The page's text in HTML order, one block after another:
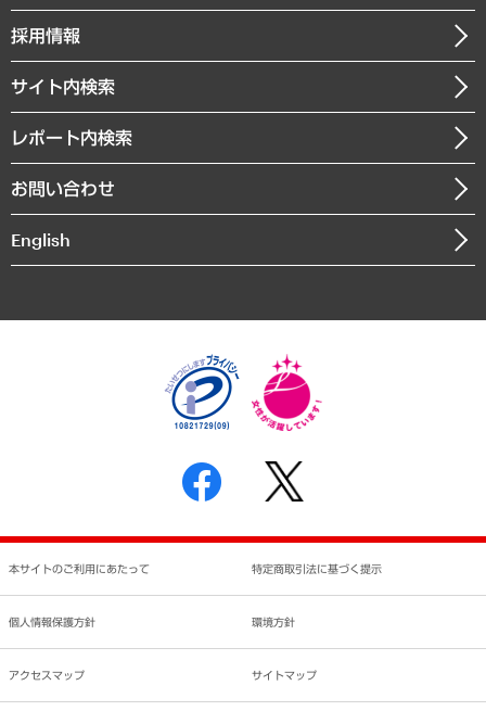
GRC（ガバナンス・リスク・コンプライアンス）・防災（政策）
経済・産業・雇用・労働
まちづくり・観光・交通・スポーツ・スマートシティ
自然資源・農林水産業・食料システム
経営用語集
受託・受注実績（官公庁関連）
メディア掲載・出演
社長メッセージ
会社概要
沿革
組織図・本部部室紹介
インドネシア現地法人
個人情報保護方針
反社会的勢力に対する基本方針
書面による個人情報の開示等の請求の手続きについて
ニュースリリース
お知らせ
採用情報
サイト内検索
レポート内検索
お問い合わせ
English
本サイトのご利用にあたって 特定商取引法に基づく提示
個人情報保護方針 環境方針
アクセスマップ サイトマップ